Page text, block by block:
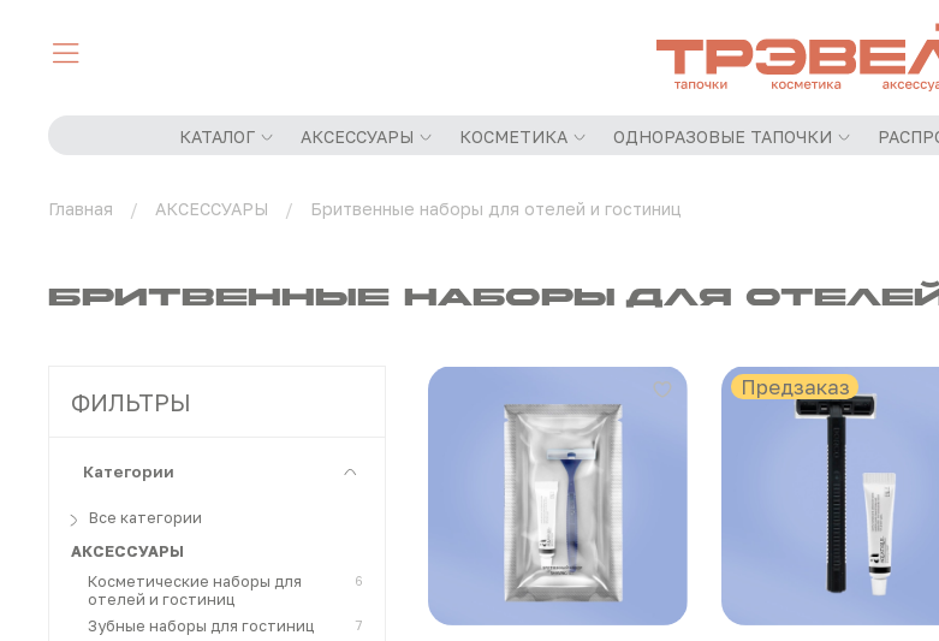
КАТАЛОГ АКСЕССУАРЫ КОСМЕТИКА ОДНОРАЗОВЫЕ ТАПОЧКИ
Главная АКСЕССУАРЫ Бритвенные наборы для отелей и гостиниц
Бритвенные наборы для
Предзаказ
ФИЛЬТРЫ
Категории
Все категории
АКСЕССУАРЫ
Косметические наборы для
отелей и гостиниц
6
Зубные наборы для гостиниц 7